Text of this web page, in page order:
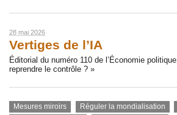
28 mai 2026
Vertiges de l’IA
Éditorial du numéro 110 de l’Économie
reprendre le contrôle ? »
Mesures miroirs Réguler la mondialisation